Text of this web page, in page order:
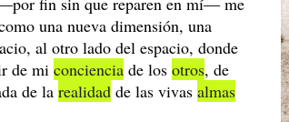
una nueva dimensión, una
al otro lado del espacio, donde
de mi conciencia de los otros, de
de la realidad de las vivas almas